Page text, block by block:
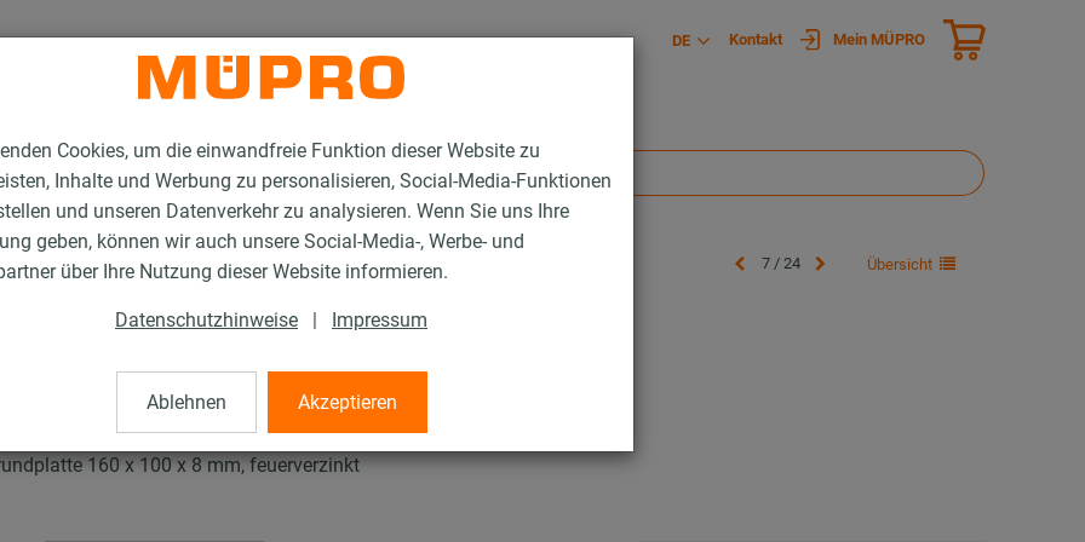
Cookies, um die einwandfreie Funktion dieser Website zu
Inhalte und Werbung zu personalisieren, Social-Media-Funktionen
und unseren Datenverkehr zu analysieren. Wenn Sie uns Ihre
geben, können wir auch unsere Social-Media-, Werbe- und
über Ihre Nutzung dieser Website informieren.
Datenschutzhinweise | Impressum
Ablehnen Akzeptieren
DE Kontakt Mein MÜPRO
für die Lüftungsbefestigung
7 / 24 Übersicht
160 x 100 x 8 mm, feuerverzinkt